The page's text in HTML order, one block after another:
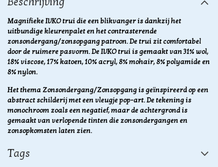
Magnifieke IVKO trui die een blikvanger is dankzij het
uitbundige kleurenpalet en het contrasterende
zonsondergang/zonsopgang patroon. De trui zit comfortabel
door de ruimere pasvorm. De IVKO trui is gemaakt van 31% wol,
18% viscose, 17% katoen, 10% acryl, 8% mohair, 8% polyamide en
8% nylon.
Het thema Zonsondergang/Zonsopgang is geïnspireerd op een
abstract schilderij met een vleugje pop-art. De tekening is
monochroom zoals een negatief, maar de achtergrond is
gemaakt van verlopende tinten die zonsondergangen en
zonsopkomsten laten zien.
Tags